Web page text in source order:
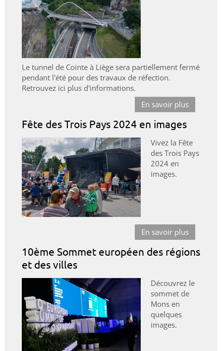
Le tunnel de Cointe à Liège sera partiellement fermé
pendant l'été pour des travaux de réfection.
Retrouvez ici plus d'informations.
En savoir plus
Fête des Trois Pays 2024 en images
Vivez la Fête
des Trois Pays
2024 en
images.
En savoir plus
10ème Sommet européen des régions
et des villes
Découvrez le
sommet de
Mons en
quelques
images.